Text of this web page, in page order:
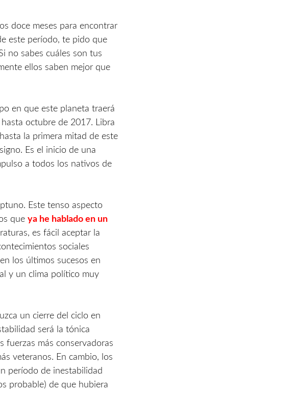
doce meses para encontrar
este período, te pido que
no sabes cuáles son tus
ellos saben mejor que
en que este planeta traerá
octubre de 2017. Libra
la primera mitad de este
Es el inicio de una
a todos los nativos de
Este tenso aspecto
que ya he hablado en un
es fácil aceptar la
sociales
los últimos sucesos en
y un clima político muy
un cierre del ciclo en
será la tónica
fuerzas más conservadoras
veteranos. En cambio, los
período de inestabilidad
probable) de que hubiera